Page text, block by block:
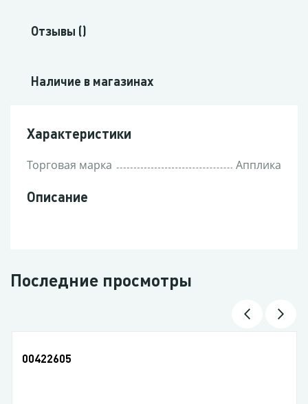
Отзывы ()
Наличие в магазинах
Характеристики
Торговая марка Апплика
Описание
Последние просмотры
00436099